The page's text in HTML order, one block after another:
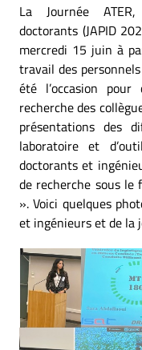
La Journée
doctorants (JAPID
mercredi 15 juin à
travail des
été l’occasion
recherche des
présentations des
laboratoire et
doctorants et
de recherche sous le
». Voici quelques
et ingénieurs et de la